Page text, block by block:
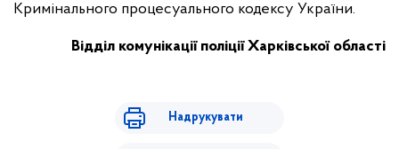
Кримінального процесуального кодексу України.
Відділ комунікації поліції Харківської області
Надрукувати